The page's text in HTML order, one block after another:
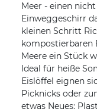
Meer - einen
Einweggeschirr
kleinen Schritt
kompostierbaren
Meere ein Stück
Ideal für heiße
Eislöffel eignen
Picknicks oder
etwas Neues: